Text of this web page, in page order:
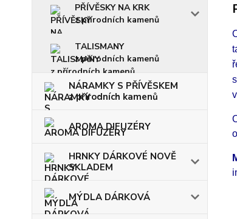
PŘÍVĚSKY NA KRK
z přírodních kamenů
TALISMANY
z přírodních kamenů
NÁRAMKY S PŘÍVĚSKEM
z přírodních kamenů
AROMA DIFUZÉRY
HRNKY DÁRKOVÉ NOVĚ
SKLADEM
MÝDLA DÁRKOVÁ